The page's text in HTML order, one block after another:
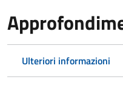
Ulteriori informazioni